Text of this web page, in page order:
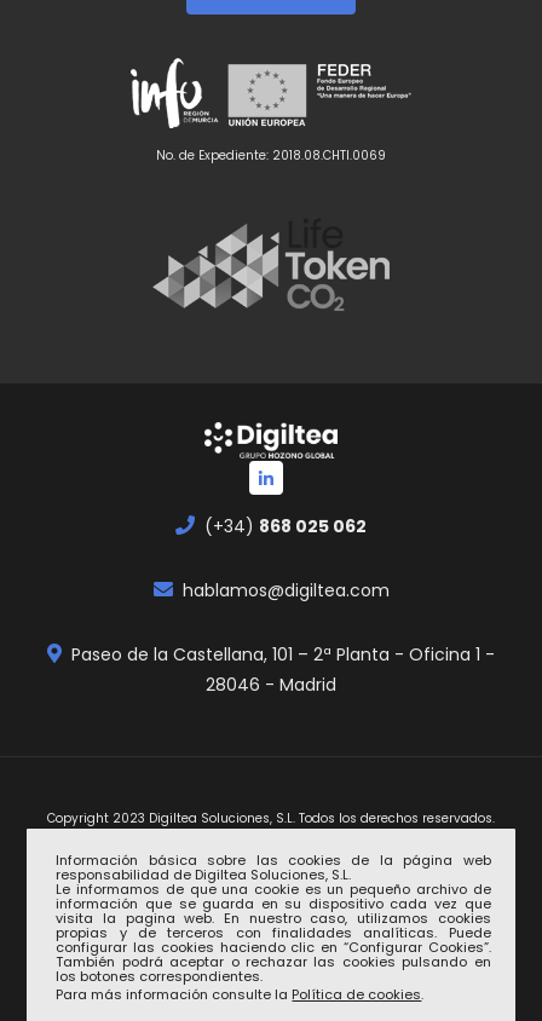
No. de Expediente: 2018.08.CHTI.0069
(+34) 868 025 062
hablamos@digiltea.com
Paseo de la Castellana, 101 – 2ª Planta - Oficina 1 -
28046 - Madrid
Copyright 2023 Digiltea Soluciones, S.L. Todos los derechos reservados.
Aviso legal
Información básica sobre las cookies de la página web
responsabilidad de Digiltea Soluciones, S.L.
Le informamos de que una cookie es un pequeño archivo de
información que se guarda en su dispositivo cada vez que
visita la pagina web. En nuestro caso, utilizamos cookies
propias y de terceros con finalidades analíticas. Puede
configurar las cookies haciendo clic en “Configurar Cookies”.
También podrá aceptar o rechazar las cookies pulsando en
los botones correspondientes.
Para más información consulte la Política de cookies.